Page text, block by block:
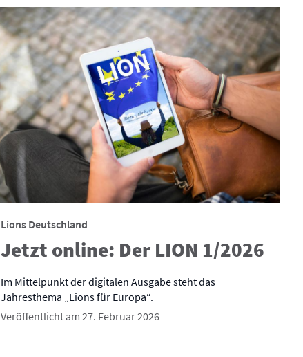
Lions Deutschland
Jetzt online: Der LION 1/2026
Im Mittelpunkt der digitalen Ausgabe steht das
Jahresthema „Lions für Europa“.
Veröffentlicht am 27. Februar 2026